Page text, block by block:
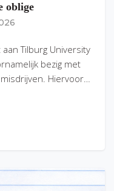
oblige
Tilburg University
bezig met
Hiervoor…